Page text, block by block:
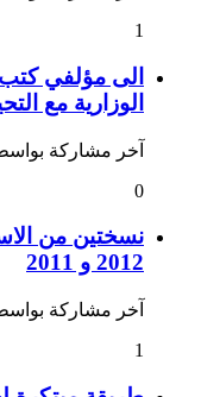
1
الى مؤلفي كتب
الوزارية مع
آخر مشاركة
0
نسختين من
2012 و 2011
آخر مشاركة
1